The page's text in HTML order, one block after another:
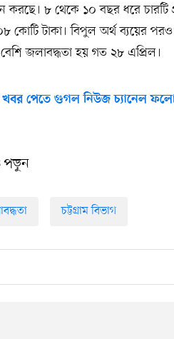
করছে। ৮ থেকে ১০ বছর ধরে চারটি
কোটি টাকা। বিপুল অর্থ ব্যয়ের
জলাবদ্ধতা হয় গত ২৮ এপ্রিল।
পেতে গুগল নিউজ চ্যানেল
পড়ুন
চট্টগ্রাম বিভাগ